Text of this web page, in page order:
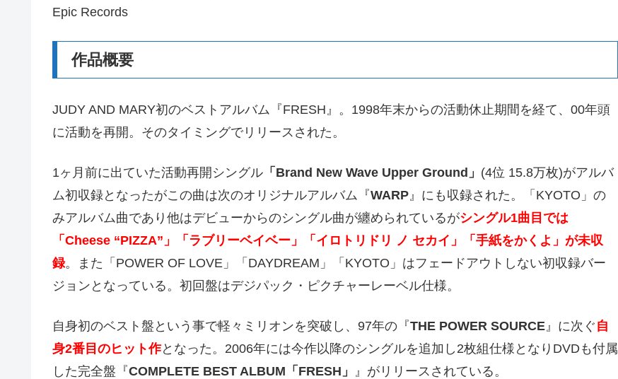
Epic Records
作品概要
JUDY AND MARY初のベストアルバム『FRESH』。1998年末からの活動休止期間を経て、00年頭
に活動を再開。そのタイミングでリリースされた。
1ヶ月前に出ていた活動再開シングル 「Brand New Wave Upper Ground」 (4位 15.8万枚)がアルバ
ム初収録となったがこの曲は次のオリジナルアルバム『WARP 』にも収録された。「KYOTO」の
みアルバム曲であり他はデビューからのシングル曲が纏められているがシングル1曲目では
「Cheese “PIZZA”」「ラブリーベイベー」「イロトリドリ ノ セカイ」「手紙をかくよ」が未収
録。また「POWER OF LOVE」「DAYDREAM」「KYOTO」はフェードアウトしない初収録バー
ジョンとなっている。初回盤はデジパック・ピクチャーレーベル仕様。
自身初のベスト盤という事で軽々ミリオンを突破し、97年の『THE POWER SOURCE 』に次ぐ 自
身2番目のヒット作となった。2006年には今作以降のシングルを追加し2枚組仕様となりDVDも付属
した完全盤『COMPLETE BEST ALBUM「FRESH」 』がリリースされている。